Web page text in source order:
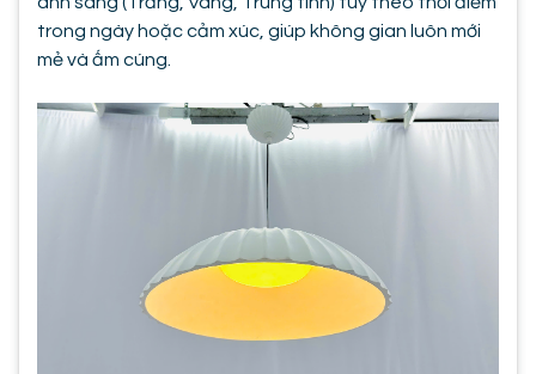
trong ngày hoặc cảm xúc, giúp không gian luôn mới
mẻ và ấm cúng.